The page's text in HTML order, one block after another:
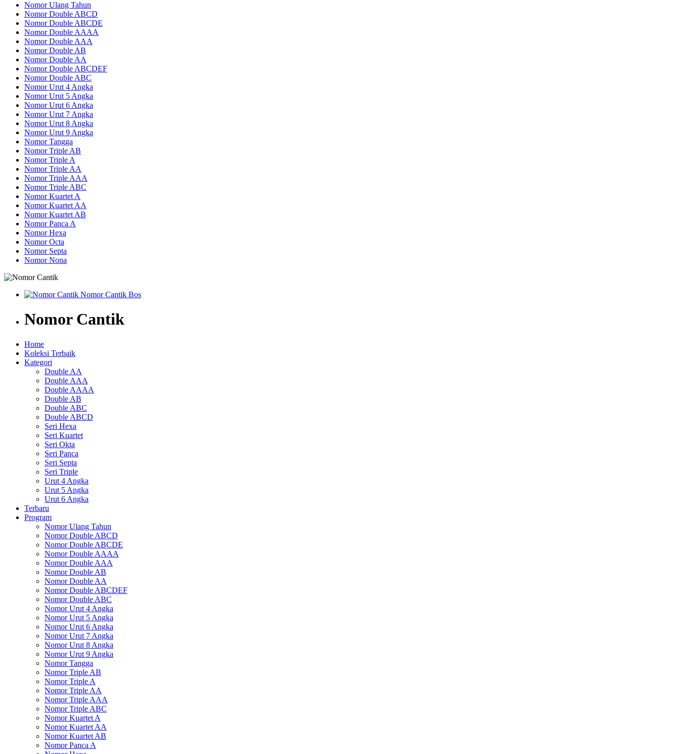
Nomor Ulang Tahun
Nomor Double ABCD
Nomor Double ABCDE
Nomor Double AAAA
Nomor Double AAA
Nomor Double AB
Nomor Double AA
Nomor Double ABCDEF
Nomor Double ABC
Nomor Urut 4 Angka
Nomor Urut 5 Angka
Nomor Urut 6 Angka
Nomor Urut 7 Angka
Nomor Urut 8 Angka
Nomor Urut 9 Angka
Nomor Tangga
Nomor Triple AB
Nomor Triple A
Nomor Triple AA
Nomor Triple AAA
Nomor Triple ABC
Nomor Kuartet A
Nomor Kuartet AA
Nomor Kuartet AB
Nomor Panca A
Nomor Hexa
Nomor Octa
Nomor Septa
Nomor Nona
Nomor Cantik
Home
Koleksi Terbaik
Kategori
Double AA
Double AAA
Double AAAA
Double AB
Double ABC
Double ABCD
Seri Hexa
Seri Kuartet
Seri Okta
Seri Panca
Seri Septa
Seri Triple
Urut 4 Angka
Urut 5 Angka
Urut 6 Angka
Terbaru
Program
Nomor Ulang Tahun
Nomor Double ABCD
Nomor Double ABCDE
Nomor Double AAAA
Nomor Double AAA
Nomor Double AB
Nomor Double AA
Nomor Double ABCDEF
Nomor Double ABC
Nomor Urut 4 Angka
Nomor Urut 5 Angka
Nomor Urut 6 Angka
Nomor Urut 7 Angka
Nomor Urut 8 Angka
Nomor Urut 9 Angka
Nomor Tangga
Nomor Triple AB
Nomor Triple A
Nomor Triple AA
Nomor Triple AAA
Nomor Triple ABC
Nomor Kuartet A
Nomor Kuartet AA
Nomor Kuartet AB
Nomor Panca A